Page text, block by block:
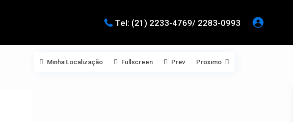
Tel: (21) 2233-4769/ 2283-0993
Minha Localização Fullscreen Prev Proximo